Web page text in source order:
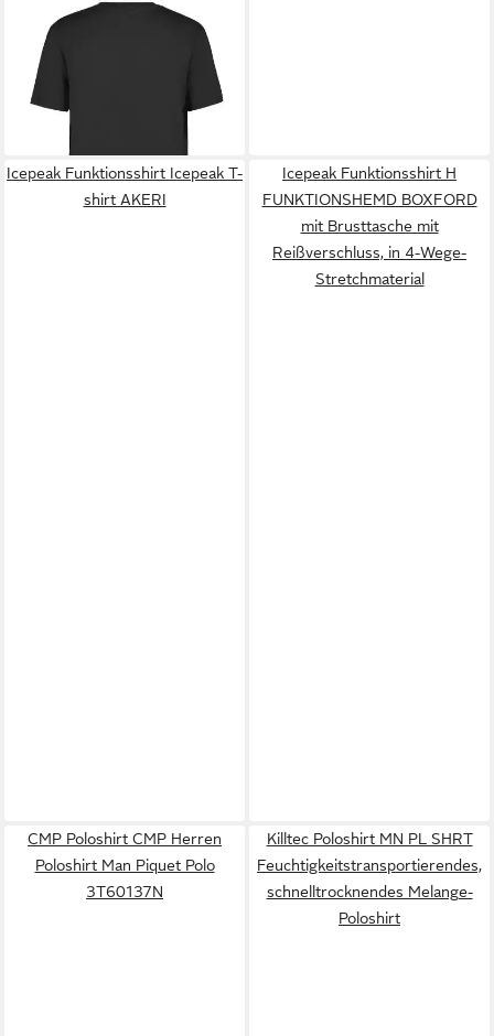
ICEPEAKFunktionsshirt
BERNE mit O-Ausschnitt,
schnell trocknend, normale
Passform
16,99 €
-15%
Icepeak Funktionsshirt Icepeak T-
shirt AKERI
Icepeak Funktionsshirt H
FUNKTIONSHEMD BOXFORD
mit Brusttasche mit
Reißverschluss, in 4-Wege-
Stretchmaterial
CMP Poloshirt CMP Herren
Poloshirt Man Piquet Polo
3T60137N
Killtec Poloshirt MN PL SHRT
Feuchtigkeitstransportierendes,
schnelltrocknendes Melange-
Poloshirt